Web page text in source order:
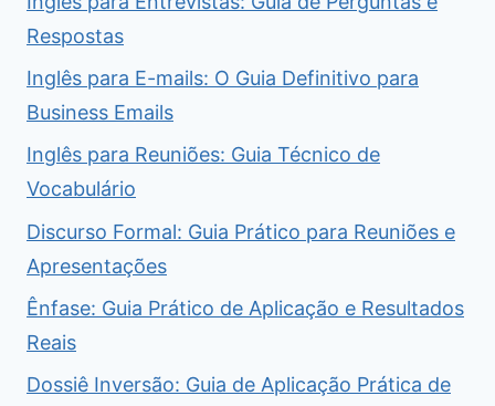
Respostas
Inglês para E-mails: O Guia Definitivo para
Business Emails
Inglês para Reuniões: Guia Técnico de
Vocabulário
Discurso Formal: Guia Prático para Reuniões e
Apresentações
Ênfase: Guia Prático de Aplicação e Resultados
Reais
Dossiê Inversão: Guia de Aplicação Prática de